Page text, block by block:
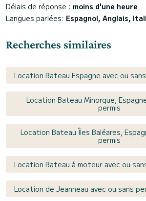
Délais de réponse : moins d'une heure
Langues parlées: Espagnol, Anglais,
Recherches similaires
Location Bateau Espagne avec ou
Location Bateau Minorque,
permis
Location Bateau Îles Baléares,
permis
Location Bateau à moteur avec ou
Location de Jeanneau avec ou sans